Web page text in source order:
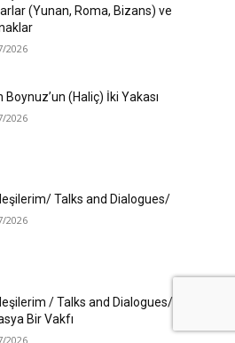
(Yunan, Roma, Bizans) ve
2026
Boynuz’un (Haliç) İki Yakası
2026
Talks and Dialogues/
2026
/ Talks and Dialogues/
Bir Vakfı
2026